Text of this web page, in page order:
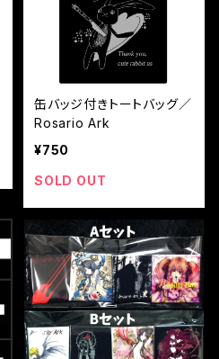
缶バッジ付きトートバッグ／
Rosario Ark
¥750
SOLD OUT